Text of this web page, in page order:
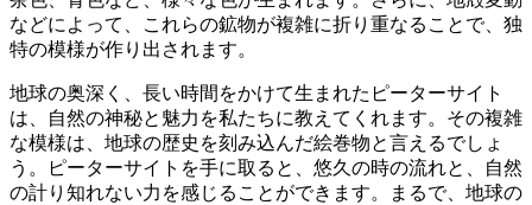
などによって、これらの鉱物が複雑に折り重なることで、独
特の模様が作り出されます。
地球の奥深く、長い時間をかけて生まれたピーターサイト
は、自然の神秘と魅力を私たちに教えてくれます。 その複雑
な模様は、地球の歴史を刻み込んだ絵巻物と言えるでしょ
う。ピーターサイトを手に取ると、悠久の時の流れと、自然
の計り知れない力を感じることができます。まるで、地球の